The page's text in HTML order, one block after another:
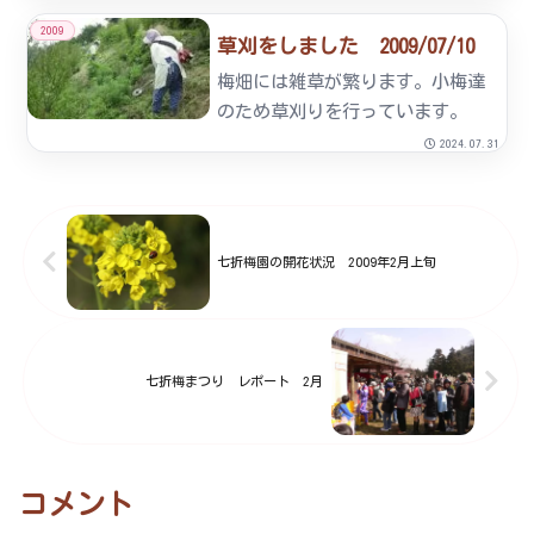
の七折小梅は例年より不作の見通
しです。早めの御注文をお願いし
ます。注文書の様式です。
umetyuumonnsyo-hon...
2009
草刈をしました 2009/07/10
梅畑には雑草が繁ります。小梅達
のため草刈りを行っています。
2024.07.31
七折梅園の開花状況 2009年2月上旬
七折梅まつり レポート 2月
コメント